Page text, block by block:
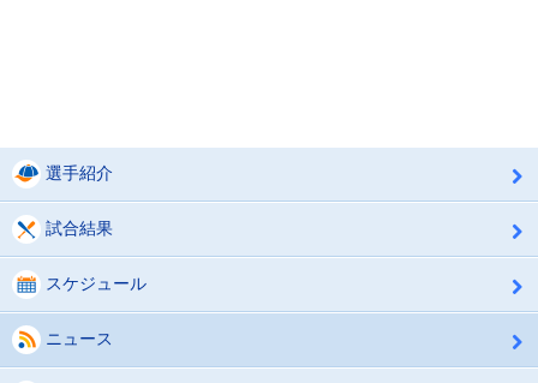
選手紹介
試合結果
スケジュール
ニュース